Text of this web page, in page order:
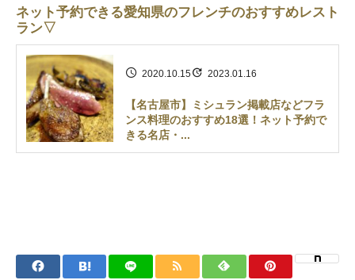
ネット予約できる愛知県のフレンチのおすすめレスト
ラン▽
2020.10.15 2023.01.16
【名古屋市】ミシュラン掲載店などフラ
ンス料理のおすすめ18選！ネット予約で
きる名店・...